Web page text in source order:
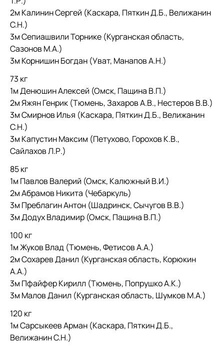
2м Калинин Сергей (Каскара, Пяткин Д.Б., Велижанин
С.Н.)
3м Сепиашвили Торнике (Курганская область,
Сазонов М.А.)
3м Корнишин Богдан (Уват, Манапов А.Н.)
73 кг
1м Денюшин Алексей (Омск, Пащина В.П.)
2м Яжян Генрик (Тюмень, Захаров А.В., Нестеров В.В.)
3м Смирнов Илья (Каскара, Пяткин Д.Б., Велижанин
С.Н.)
3м Капустин Максим (Петухово, Горохов К.В.,
Сайлахов Л.Р.)
85 кг
1м Павлов Валерий (Омск, Калюжный В.И.)
2м Абрамов Никита (Чебаркуль)
3м Преблагин Антон (Шадринск, Сычугов В.В.)
3м Додух Владимир (Омск, Пащина В.П.)
100 кг
1м Жуков Влад (Тюмень, Фетисов А.А.)
2м Сохарев Данил (Курганская область, Корюкин
А.А.)
3м Пфайфер Кирилл (Тюмень, Попрушко А.К.)
3м Малов Данил (Курганская область, Шумков М.А.)
120 кг
1м Сарсыкеев Арман (Каскара, Пяткин Д.Б.,
Велижанин С.Н.)